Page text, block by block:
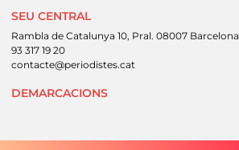
SEU CENTRAL
Rambla de Catalunya 10, Pral. 08007 Barcelona
93 317 19 20
contacte@periodistes.cat
DEMARCACIONS